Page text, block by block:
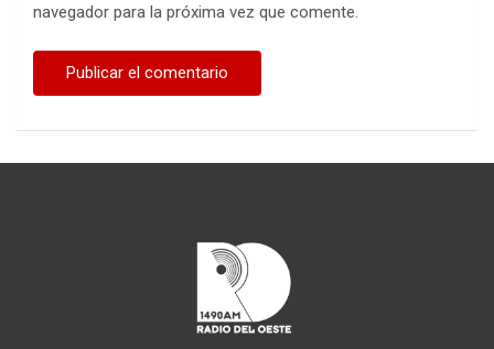
navegador para la próxima vez que comente.